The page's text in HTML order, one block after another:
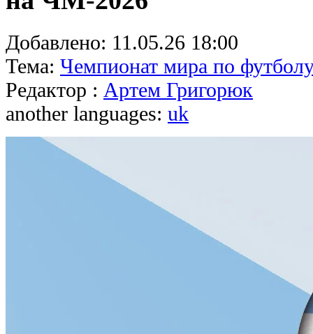
Добавлено: 11.05.26 18:00
Тема: Чемпионат мира по
Редактор : Артем Григорюк
another languages: uk